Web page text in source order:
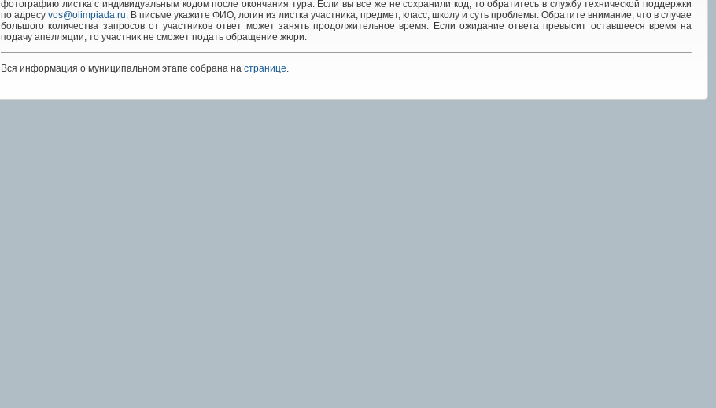
фотографию листка с индивидуальным кодом после окончания тура. Если вы все же не сохранили код, то обратитесь в службу технической поддержки
по адресу vos@olimpiada.ru. В письме укажите ФИО, логин из листка участника, предмет, класс, школу и суть проблемы. Обратите внимание, что в случае
большого количества запросов от участников ответ может занять продолжительное время. Если ожидание ответа превысит оставшееся время на
подачу апелляции, то участник не сможет подать обращение жюри.
Вся информация о муниципальном этапе собрана на странице.